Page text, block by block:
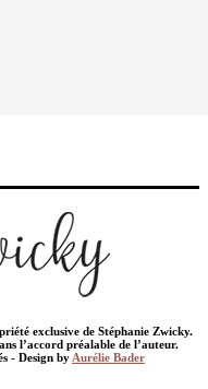
exclusive de Stéphanie Zwicky.
l’accord préalable de l’auteur.
- Design by Aurélie Bader